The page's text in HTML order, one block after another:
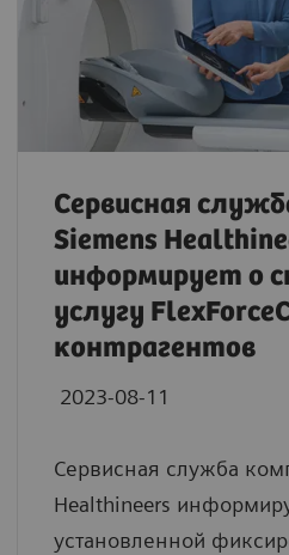
Сервисная
Siemens
информирует о
услугу
контрагентов
2023-08-11
Сервисная служба
Healthineers
установленной